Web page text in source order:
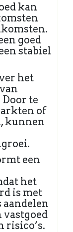
kan
goed
stabiel
het
te
of
kunnen
een
het
is met
aandelen
risico’s.